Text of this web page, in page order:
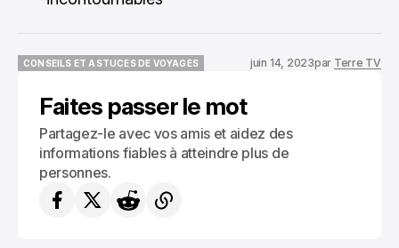
CONSEILS ET ASTUCES DE VOYAGES
juin 14, 2023par Terre TV
Faites passer le mot
Partagez-le avec vos amis et aidez des
informations fiables à atteindre plus de
personnes.